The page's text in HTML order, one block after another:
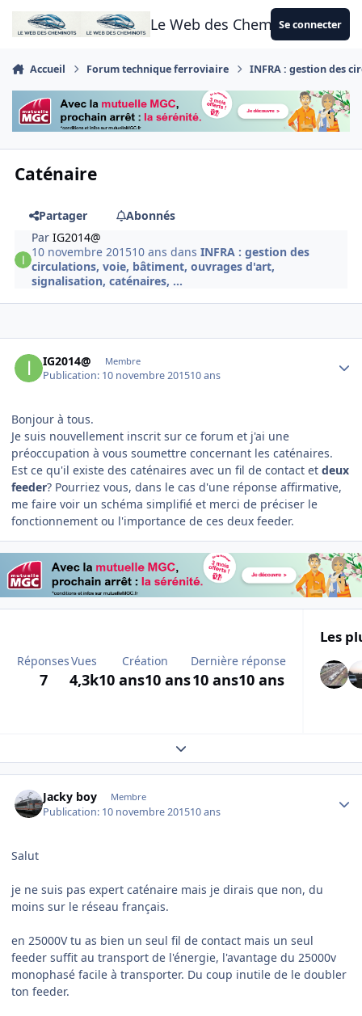
Aller au contenu
Le Web des CheminotsSe connecter
Accueil Forum technique ferroviaire INFRA : gestion des
Caténaire
Partager
Abonnés
ParIG2014@
10 novembre 201510 ans dansINFRA : gestion des
circulations, voie, bâtiment, ouvrages d'art,
signalisation, caténaires, ...
IG2014@ Membre
Publication: 10 novembre 201510 ans
Bonjour à tous.
Je suis nouvellement inscrit sur ce forum et j'ai une
préoccupation à vous soumettre concernant les caténaires.
Est ce qu'il existe des caténaires avec un fil de contact et deux
feeder? Pourriez vous, dans le cas d'une réponse affirmative,
me faire voir un schéma simplifié et merci de préciser le
fonctionnement ou l'importance de ces deux feeder.
Réponses
7
Vues
4,3k
Création
10 ans10 ans
Dernière réponse
10 ans10 ans
Les
Expand topic overview
Jacky boy Membre
Publication: 10 novembre 201510 ans
Salut
je ne suis pas expert caténaire mais je dirais que non, du
moins sur le réseau français.
en 25000V tu as bien un seul fil de contact mais un seul
feeder suffit au transport de l'énergie, l'avantage du 25000v
monophasé facile à transporter. Du coup inutile de le doubler
ton feeder.